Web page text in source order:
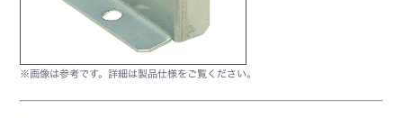
※画像は参考です。詳細は製品仕様をご覧ください。